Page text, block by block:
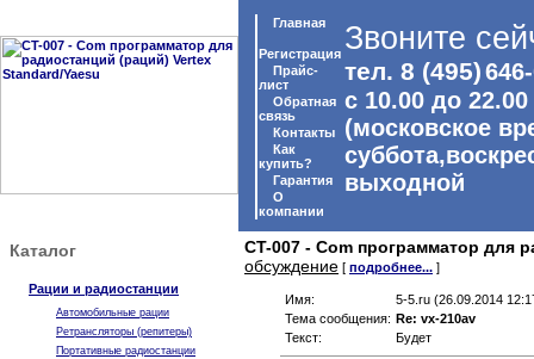
Главная
Регистрация
Прайс-
лист
Обратная
связь
Контакты
Как
купить?
Гарантия
O
компании
Звоните
тел. 8 (495)
с 10.00 до 22.00
(московское
выходной
Каталог
Рации и радиостанции
Автомобильные рации
Ретрансляторы (репитеры)
Портативные радиостанции
CT-007 - Com программатор для
обсуждение [ подробнее... ]
Имя:
5-5.ru (26.09.2014
Тема сообщения: Re: vx-210av
Текст:
Будет